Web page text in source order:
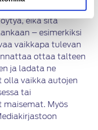
huomataan,
eikä sitä
– esimerkiksi
vaikkapa tulevan
ottaa talteen
ja ladata ne
olla vaikka autojen
tai
Myös